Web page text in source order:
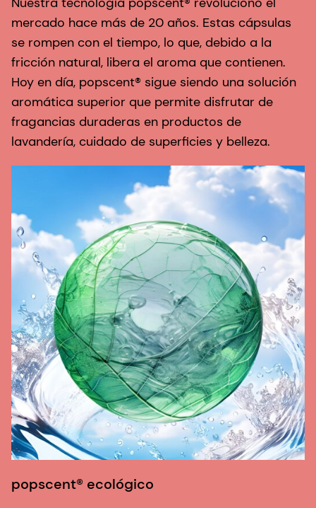
mercado hace más de 20 años. Estas cápsulas
se rompen con el tiempo, lo que, debido a la
fricción natural, libera el aroma que contienen.
Hoy en día, popscent® sigue siendo una solución
aromática superior que permite disfrutar de
fragancias duraderas en productos de
lavandería, cuidado de superficies y belleza.
popscent® ecológico